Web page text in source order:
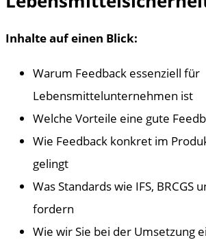
Inhalte auf einen Blick:
Warum Feedback essenziell für
Lebensmittelunternehmen ist
Welche Vorteile eine gute
Wie Feedback konkret im
gelingt
Was Standards wie IFS, BRCGS
fordern
Wie wir Sie bei der Umsetzung